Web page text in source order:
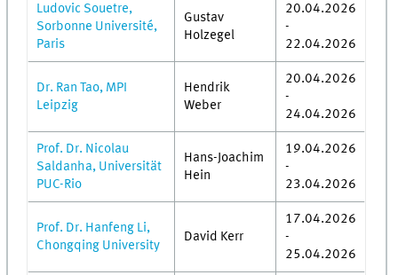
Ludovic Souetre,
Sorbonne Université,
Paris
Gustav
Holzegel
20.04.2026
-
22.04.2026
Dr. Ran Tao, MPI
Leipzig
Hendrik
Weber
20.04.2026
-
24.04.2026
Prof. Dr. Nicolau
Saldanha, Universität
PUC-Rio
Hans-Joachim
Hein
19.04.2026
-
23.04.2026
Prof. Dr. Hanfeng Li,
Chongqing University
David Kerr
17.04.2026
-
25.04.2026